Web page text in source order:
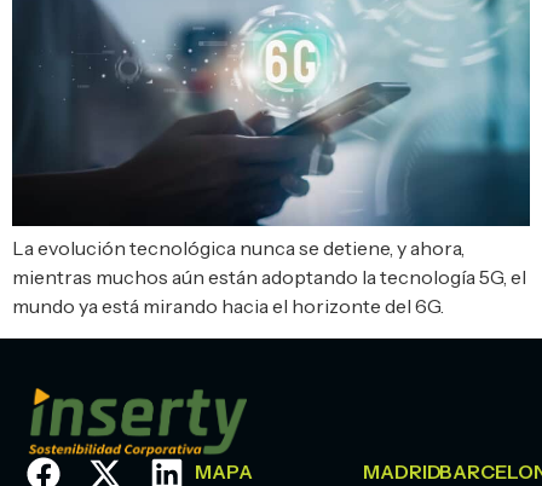
La evolución tecnológica nunca se detiene, y ahora,
mientras muchos aún están adoptando la tecnología 5G, el
mundo ya está mirando hacia el horizonte del 6G.
MAPA
MADRID